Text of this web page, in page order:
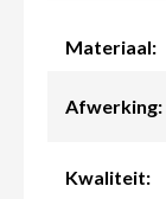
Materiaal:
Afwerking:
Kwaliteit: